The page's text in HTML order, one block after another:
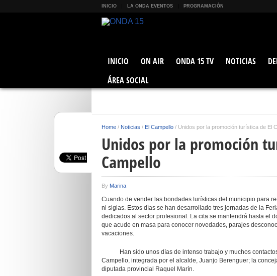
INICIO LA ONDA EVENTOS PROGRAMACIÓN
INICIO ON AIR ONDA 15 TV NOTICIAS
ÁREA SOCIAL
Home / Noticias / El Campello / Unidos por la promoción turística de El
Unidos por la promoción
Campello
By Marina
Cuando de vender las bondades turísticas del municipio para
ni siglas. Estos días se han desarrollado tres jornadas de la
dedicados al sector profesional. La cita se mantendrá hasta el
que acude en masa para conocer novedades, parajes
vacaciones.
Han sido unos días de intenso trabajo y muchos contactos
Campello, integrada por el alcalde, Juanjo Berenguer; la
diputada provincial Raquel Marín.